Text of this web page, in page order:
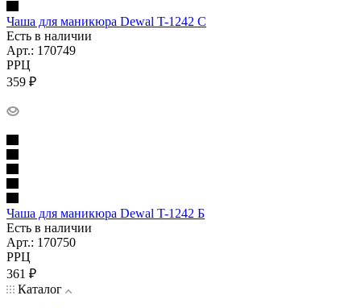
Чаша для маникюра Dewal T-1242 С
Есть в наличии
Арт.: 170749
РРЦ
359 ₽
Чаша для маникюра Dewal T-1242 Б
Есть в наличии
Арт.: 170750
РРЦ
361 ₽
Каталог